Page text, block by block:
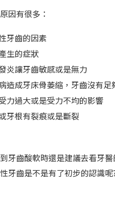
因有很多：
齒的因素
的症狀
讓牙齒敏感或是無力
成牙床骨萎縮，牙齒沒有足
過大或是受力不均的影響
根有裂痕或是斷裂
牙齒酸軟時還是建議去看牙
牙齒是不是有了初步的認識